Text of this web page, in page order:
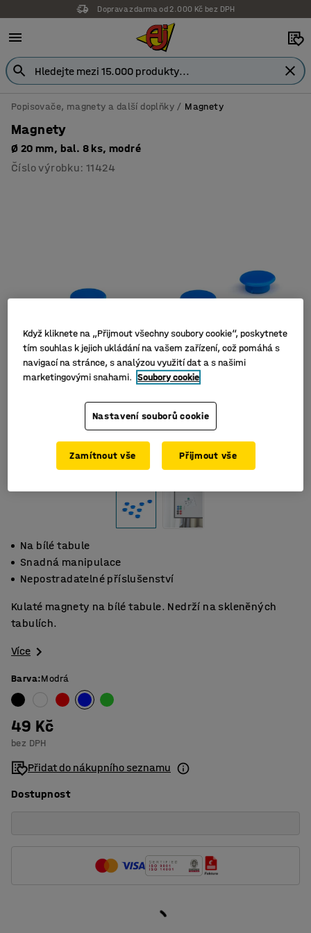
Doprava zdarma od 2.000 Kč bez DPH
Záruka 7 let
Popisovače, magnety a další doplňky Magnety
Magnety
Ø 20 mm, bal. 8 ks, modré
Číslo výrobku:11424
Na bílé tabule
Snadná manipulace
Nepostradatelné příslušenství
Kulaté magnety na bílé tabule. Nedrží na skleněných
tabulích.
Více
Barva:Modrá
49 Kč
bez DPH
Přidat do nákupního seznamu
Dostupnost
Když kliknete na „Přijmout všechny soubory cookie“, poskytnete
tím souhlas k jejich ukládání na vašem zařízení, což pomáhá s
navigací na stránce, s analýzou využití dat a s našimi
marketingovými snahami. Soubory cookie
Nastavení souborů cookie
Zamítnout vše Přijmout vše